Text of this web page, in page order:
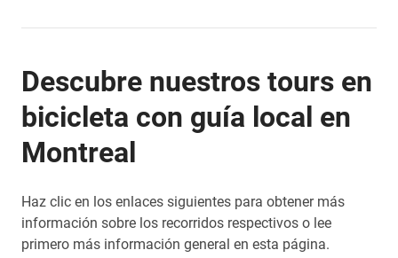
Descubre nuestros tours en
bicicleta con guía local en
Montreal
Haz clic en los enlaces siguientes para obtener más
información sobre los recorridos respectivos o lee
primero más información general en esta página.